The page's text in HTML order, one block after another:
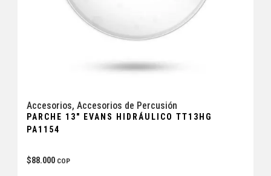
Accesorios, Accesorios de Percusión
PARCHE 13″ EVANS HIDRÁULICO TT13HG
PA1154
$88.000 COP